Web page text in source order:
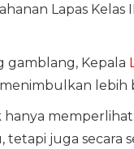
Lapas Kelas
gamblang, Kepala
lebih
juga secara